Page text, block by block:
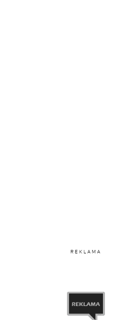
REKLAMA